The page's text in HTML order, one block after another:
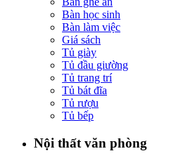
Bàn học sinh
Bàn làm việc
Giá sách
Tủ giày
Tủ đầu giường
Tủ trang trí
Tủ bát đĩa
Tủ rượu
Tủ bếp
Nội thất văn phòng